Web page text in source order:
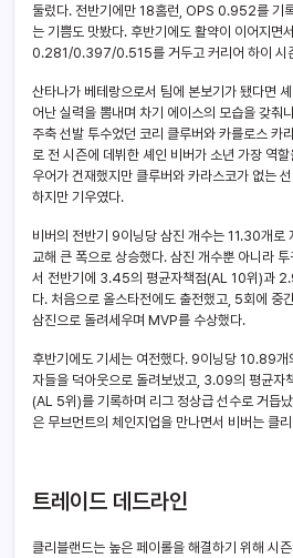
둘렀다. 전반기에만 18홈런, OPS 0.952를 기
는 기쁨도 맛봤다. 후반기에도 활약이 이어지면
0.281/0.397/0.515를 거두고 커리어 하이 시
산타나가 베테랑으로서 팀에 본보기가 됐다면
어난 실력을 뽐내며 차기 에이스의 모습을 갖춰
주축 선발 투수었던 코리 클루버와 카를로스 카
로 전 시즌에 데뷔한 셰인 비버가 소년 가장 역
우어가 건재했지만 클루버와 카라스코가 없는
하지만 기우였다.
비버의 전반기 9이닝당 삼진 개수는 11.30개로
교해 큰 폭으로 상승했다. 삼진 개수뿐 아니라
서 전반기에 3.45의 평균자책점(AL 10위)과
다. 처음으로 올스타전에도 출전했고, 5회에 중
삼진으로 돌려세우며 MVP를 수상했다.
후반기에도 기세는 여전했다. 9이닝당 10.89개
자들을 덕아웃으로 돌려보냈고, 3.09의 평균
(AL 5위)를 기록하며 리그 정상급 선수로 거듭
은 무브먼트의 체인지업을 만나면서 비버는 클
트레이드 데드라인
클리블랜드는 높은 페이롤을 해결하기 위해 시